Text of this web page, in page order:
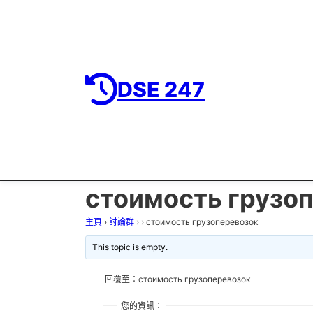
DSE 247
стоимость
主頁 › 討論群 › › стоимость грузоперевозок
This topic is empty.
回覆至：стоимость грузоперевозок
您的資訊：